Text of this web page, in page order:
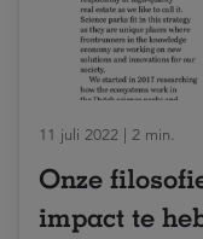
11 juli 2022 | 2 min.
Onze
impact te